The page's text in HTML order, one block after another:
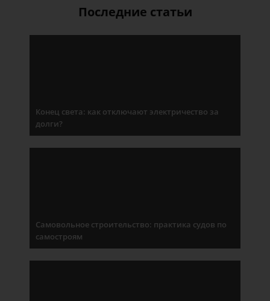
Последние статьи
Конец света: как отключают электричество за
долги?
Самовольное строительство: практика судов по
самостроям